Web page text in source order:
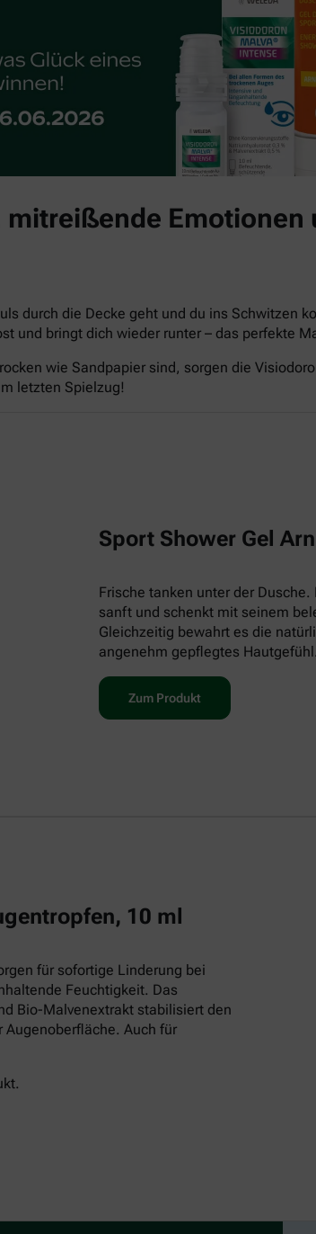
mitreißende
durch die Decke geht und du ins Schwitzen
und bringt dich wieder runter – das perfekte
wie Sandpapier sind, sorgen die
letzten Spielzug!
Sport Shower Gel
Frische tanken unter der
sanft und schenkt mit seinem
Gleichzeitig bewahrt es die
angenehm gepflegtes Hautgefühl.
Zum Produkt
10 ml
für sofortige Linderung bei
Feuchtigkeit. Das
Bio-Malvenextrakt stabilisiert den
Auch für